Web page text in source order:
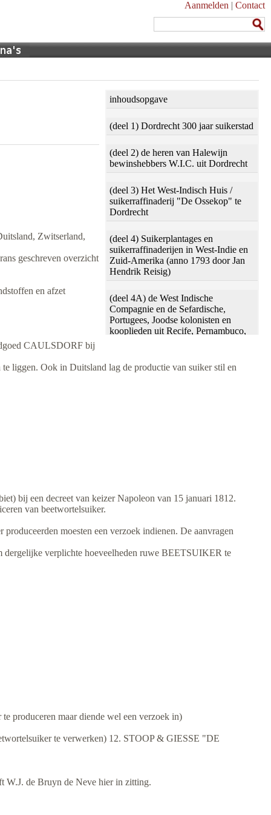
Aanmelden | Contact
inhoudsopgave
(deel 1) Dordrecht 300 jaar suikerstad
(deel 2) de heren van Halewijn
bewinshebbers W.I.C. uit Dordrecht
(deel 3) Het West-Indisch Huis /
suikerraffinaderij "De Ossekop" te
Dordrecht
(deel 4) Suikerplantages en
suikerraffinaderijen in West-Indie en
Zuid-Amerika (anno 1793 door Jan
Hendrik Reisig)
(deel 4A) de West Indische
Compagnie en de Sefardische,
Portugees, Joodse kolonisten en
kooplieden uit Recife, Pernambuco,
(deel 4B) Lijst met leden van de 2
Nederlands-Brazilie 1634-1654
(deel 5) Plantage-eigenaren uit
(deel 9) Suyckersbackers,
suyckerhuysen te Dordrecht vanaf
(deel 10A) Lijst van alle 82
suikerraffinadeurs in Dordrecht,
Zwitserland,
geschreven overzicht
en afzet
CAULSDORF bij
liggen. Ook in Duitsland lag de productie van suiker stil en
bij een decreet van keizer Napoleon van 15 januari 1812.
van beetwortelsuiker.
moesten een verzoek indienen. De aanvragen
dergelijke verplichte hoeveelheden ruwe BEETSUIKER te
maar diende wel een verzoek in)
te verwerken) 12. STOOP & GIESSE "DE
W.J. de Bruyn de Neve hier in zitting.